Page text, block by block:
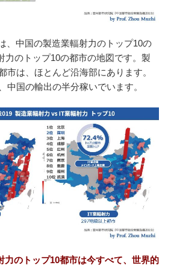
、中国の製造業輻射力のトップ10の
力のトップ10の都市の地図です。製
市は、ほとんど沿海部にあります。
中国の輸出の半分稼いでいます。
力のトップ10都市は今すべて、世界的